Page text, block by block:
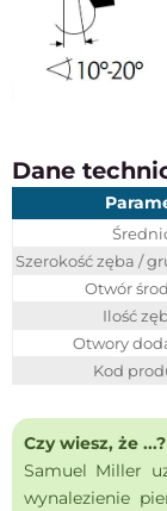
Dane
Szerokość zęba /
Otwór
Ilość
Otwory
Kod
Czy wiesz, że ...?
Samuel Miller
wynalezienie